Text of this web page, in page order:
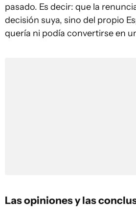
pasado. Es decir: que la
decisión suya, sino del propio
quería ni podía convertirse en
Las opiniones y las